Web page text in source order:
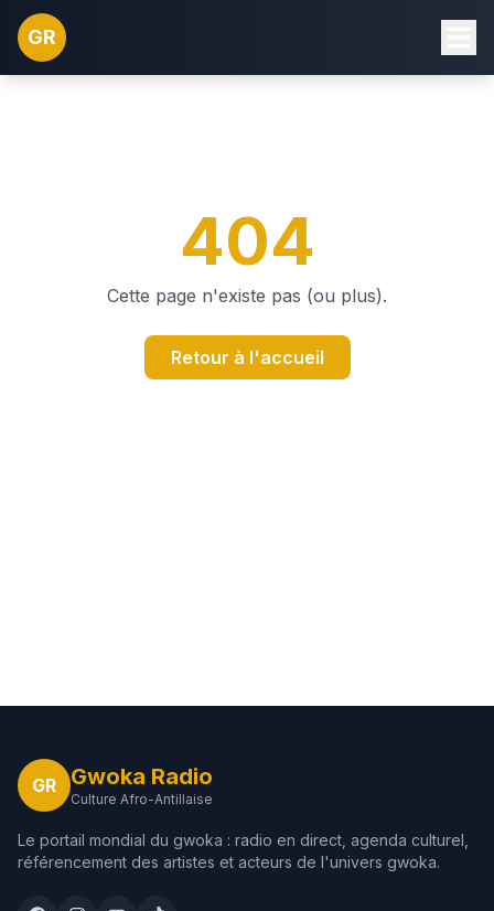
GR
404
Cette page n'existe pas (ou plus).
Retour à l'accueil
GR Gwoka Radio
Culture Afro-Antillaise
Le portail mondial du gwoka : radio en direct, agenda culturel,
référencement des artistes et acteurs de l'univers gwoka.